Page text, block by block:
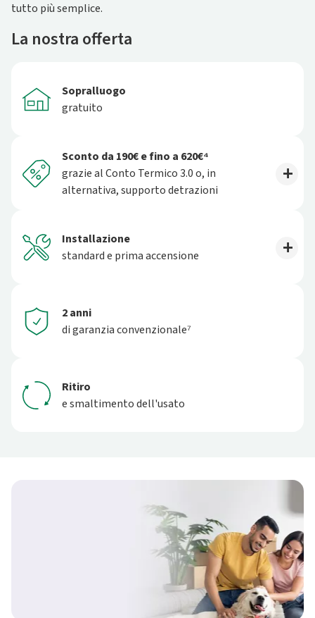
tutto più semplice.
La nostra offerta
Sopralluogo
gratuito
Sconto da 190€ e fino a 620€⁴
grazie al Conto Termico 3.0 o, in
alternativa, supporto detrazioni
Installazione
standard e prima accensione
2 anni
di garanzia convenzionale⁷
Ritiro
e smaltimento dell'usato